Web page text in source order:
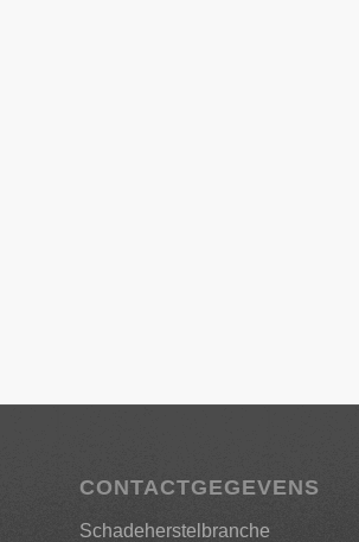
CONTACTGEGEVENS
Schadeherstelbranche